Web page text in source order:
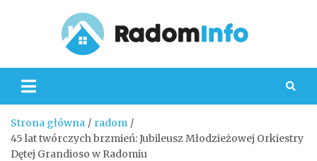
Strona główna
radom
45 lat twórczych brzmień: Jubileusz Młodzieżowej Orkiestry
Dętej Grandioso w Radomiu